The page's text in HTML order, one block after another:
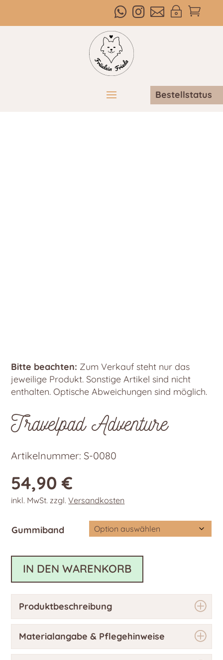

~



Bestellstatus
Bitte beachten: Zum Verkauf steht nur das
jeweilige Produkt. Sonstige Artikel sind nicht
enthalten. Optische Abweichungen sind möglich.
Travelpad Adventure
Artikelnummer:S-0080
54,90€
inkl. MwSt. zzgl.Versandkosten
Gummiband
IN DEN WARENKORB
Produktbeschreibung
Materialangabe & Pflegehinweise